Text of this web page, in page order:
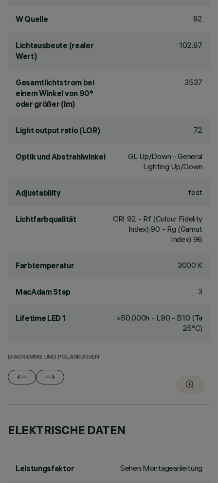
W Quelle 82
Lichtausbeute (realer
Wert)
102.87
Gesamtlichtstrom bei
einem Winkel von 90°
oder größer (lm)
3537
Light output ratio (LOR) 72
Optik und Abstrahlwinkel
GL Up/Down - General
Lighting Up/Down
Adjustability fest
Lichtfarbqualität CRI 92 - Rf (Colour Fidelity
Index) 90 - Rg (Gamut
Index) 96
Farbtemperatur 3000 K
MacAdam Step 3
Lifetime LED 1
>50,000h - L90 - B10 (Ta
25°C)
DIAGRAMME UND POLARKURVEN
ELEKTRISCHE DATEN
Leistungsfaktor Sehen Montageanleitung